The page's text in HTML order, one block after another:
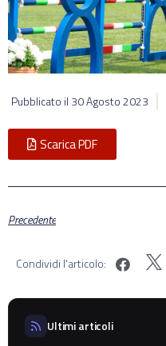
Pubblicato il 30 Agosto 2023
Scarica PDF
Precedente
Condividi l'articolo:
Ultimi articoli